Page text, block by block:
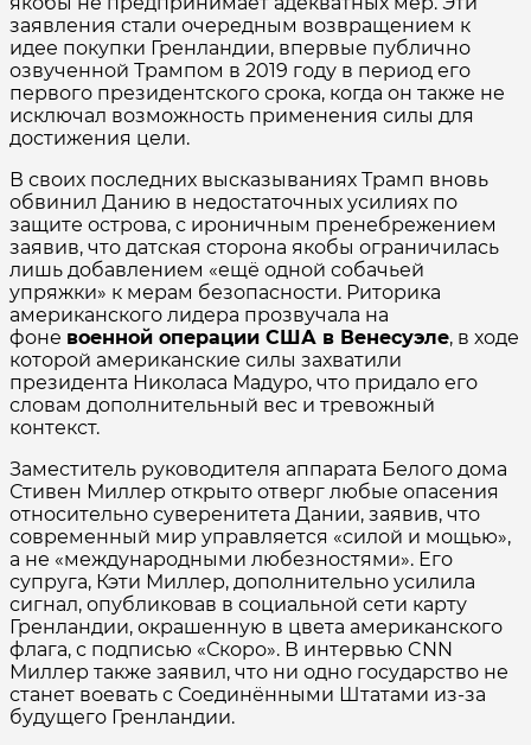
заявления стали очередным возвращением к
идее покупки Гренландии, впервые публично
озвученной Трампом в 2019 году в период его
первого президентского срока, когда он также не
исключал возможность применения силы для
достижения цели.
В своих последних высказываниях Трамп вновь
обвинил Данию в недостаточных усилиях по
защите острова, с ироничным пренебрежением
заявив, что датская сторона якобы ограничилась
лишь добавлением «ещё одной собачьей
упряжки» к мерам безопасности. Риторика
американского лидера прозвучала на
фоне военной операции США в Венесуэле, в ходе
которой американские силы захватили
президента Николаса Мадуро, что придало его
словам дополнительный вес и тревожный
контекст.
Заместитель руководителя аппарата Белого дома
Стивен Миллер открыто отверг любые опасения
относительно суверенитета Дании, заявив, что
современный мир управляется «силой и мощью»,
а не «международными любезностями». Его
супруга, Кэти Миллер, дополнительно усилила
сигнал, опубликовав в социальной сети карту
Гренландии, окрашенную в цвета американского
флага, с подписью «Скоро». В интервью CNN
Миллер также заявил, что ни одно государство не
станет воевать с Соединёнными Штатами из-за
будущего Гренландии.